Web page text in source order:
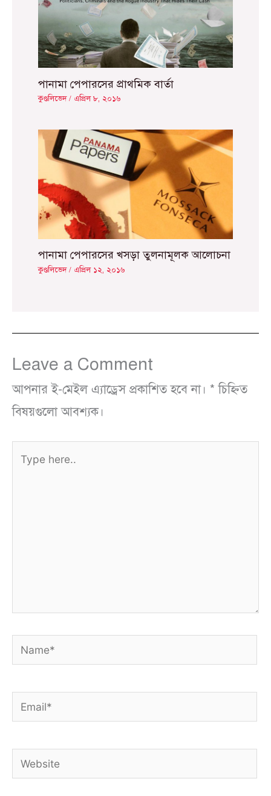
পানামা পেপারসের প্রাথমিক বার্তা
কুণ্ডলিভেদ/ এপ্রিল ৮, ২০১৬
পানামা পেপারসের খসড়া তুলনামূলক আলোচনা
কুণ্ডলিভেদ/ এপ্রিল ১২, ২০১৬
Leave a Comment
আপনার ই-মেইল এ্যাড্রেস প্রকাশিত হবে না। * চিহ্নিত
বিষয়গুলো আবশ্যক।
here..
Name*
Email*
Website